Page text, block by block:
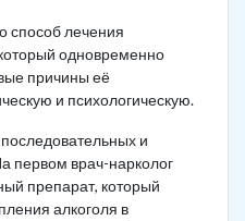
способ лечения
одновременно
причины её
и психологическую.
и
первом врач-нарколог
препарат, который
алкоголя в